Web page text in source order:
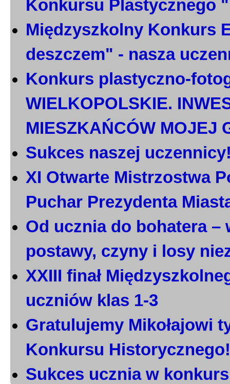
Konkursu Plastycznego
Międzyszkolny Konkurs
deszczem" - nasza
Konkurs plastyczno-
WIELKOPOLSKIE.
MIESZKAŃCÓW MOJEJ
Sukces naszej
XI Otwarte Mistrzostwa
Puchar Prezydenta
Od ucznia do bohatera –
postawy, czyny i losy
XXIII finał
uczniów klas 1-3
Gratulujemy Mikołajowi
Konkursu Historycznego!
Sukces ucznia w